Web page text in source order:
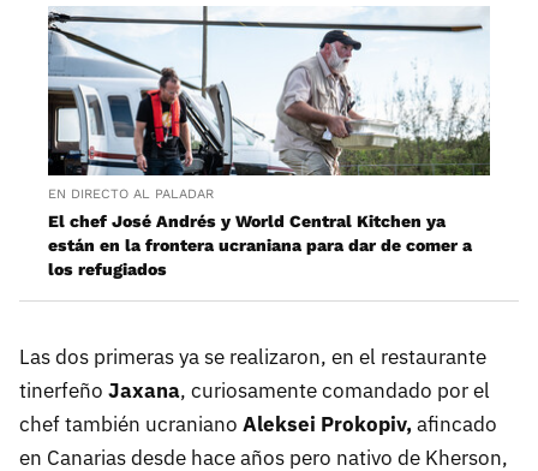
EN DIRECTO AL PALADAR
El chef José Andrés y World Central Kitchen ya
están en la frontera ucraniana para dar de comer a
los refugiados
Las dos primeras ya se realizaron, en el restaurante
tinerfeño Jaxana, curiosamente comandado por el
chef también ucraniano Aleksei Prokopiv,afincado
en Canarias desde hace años pero nativo de Kherson,